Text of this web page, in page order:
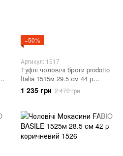
−50%
Артикул: 1517
Туфлі чоловічі броги prodotto
Italia 1515м 29.5 см 44 р
темно-сірий 1517
1 235 грн 2 470 грн